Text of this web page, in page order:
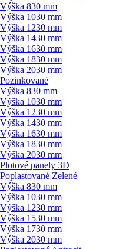
Výška 830 mm
Výška 1030 mm
Výška 1230 mm
Výška 1430 mm
Výška 1630 mm
Výška 1830 mm
Výška 2030 mm
Pozinkované
Výška 830 mm
Výška 1030 mm
Výška 1230 mm
Výška 1430 mm
Výška 1630 mm
Výška 1830 mm
Výška 2030 mm
Plotové panely 3D
Poplastované Zelené
Výška 830 mm
Výška 1030 mm
Výška 1230 mm
Výška 1530 mm
Výška 1730 mm
Výška 2030 mm